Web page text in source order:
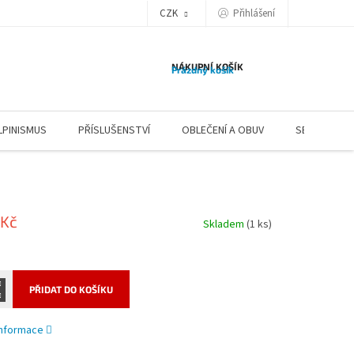
CZK Přihlášení
NÁKUPNÍ KOŠÍK
Prázdný košík
PŘÍSLUŠENSTVÍ OBLEČENÍ A OBUV SERVIS
Skladem (1 ks)
PŘIDAT DO KOŠÍKU